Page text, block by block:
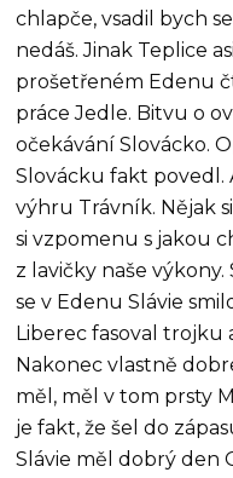
chlapče, vsadil bych
nedáš. Jinak Teplice
prošetřeném Edenu
práce Jedle. Bitvu o
očekávání Slovácko.
Slovácku fakt povedl.
výhru Trávník. Nějak
si vzpomenu s jakou
z lavičky naše
se v Edenu Slávie
Liberec fasoval trojku
Nakonec vlastně
měl, měl v tom prsty
je fakt, že šel do
Slávie měl dobrý den